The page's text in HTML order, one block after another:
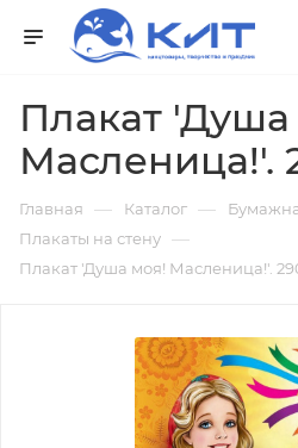
Плакат
Масленица!'.
Главная — Каталог —
Плакаты на стену —
Плакат 'Душа моя! Масленица!'.